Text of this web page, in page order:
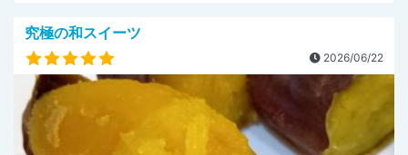
究極の和スイーツ
2026/06/22